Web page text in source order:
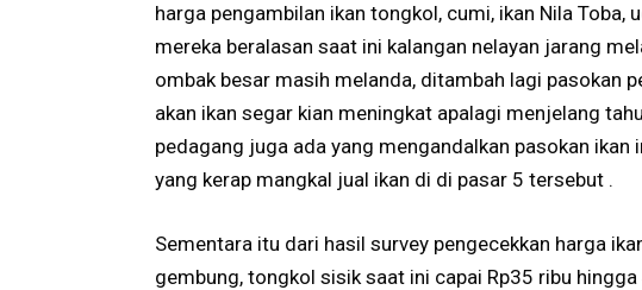
harga pengambilan ikan tongkol, cumi, ikan Nila Toba,
mereka beralasan saat ini kalangan nelayan jarang
ombak besar masih melanda, ditambah lagi pasokan
akan ikan segar kian meningkat apalagi menjelang
pedagang juga ada yang mengandalkan pasokan ikan
yang kerap mangkal jual ikan di di pasar 5 tersebut .
Sementara itu dari hasil survey pengecekkan harga
gembung, tongkol sisik saat ini capai Rp35 ribu